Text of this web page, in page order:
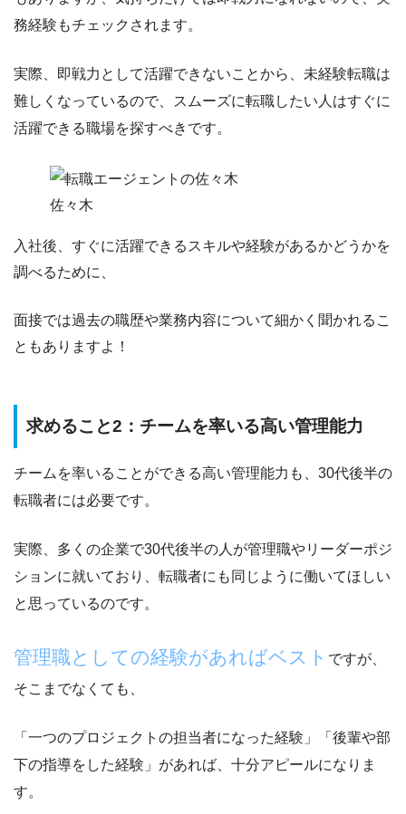
務経験もチェックされます。
実際、即戦力として活躍できないことから、未経験転職は
難しくなっているので、
スムーズに転職したい人はすぐに
活躍できる職場を探すべき です。
佐々木
入社後、すぐに活躍できるスキルや経験があるかどうかを
調べるために、
面接では過去の職歴や業務内容について細かく聞かれるこ
ともありますよ！
求めること2：チームを率いる高い管理能力
チームを率いることができる高い管理能力 も、30代後半の
転職者には必要です。
実際、多くの企業で30代後半の人が管理職やリーダーポジ
ションに就いており、転職者にも同じように働いてほしい
と思っているのです。
管理職としての経験があればベスト ですが、
そこまでなくても、
「一つのプロジェクトの担当者になった経験」「後輩や部
下の指導をした経験」があれば、十分アピールになりま
す。